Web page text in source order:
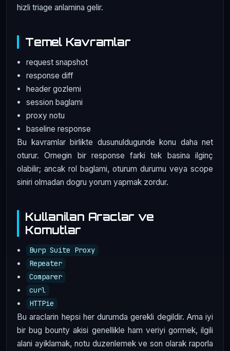
hizli triage anlamina gelir.
Temel Kavramlar
request snapshot
response diff
header gozlemi
session baglami
proxy notu
baseline response
Bu kavramlar birlikte dusunuldugunde konu daha net
oturur. Ornegin bir response farki tek basina ilginç
olabilir; ancak rol baglami, oturum durumu veya scope
siniri olmadan dogru yorum yapmak zordur.
Kullanilan Araclar ve
Komutlar
Burp Suite Proxy
Repeater
Comparer
curl
HTTPie
Bu araclarin hepsi her durumda gerekli degildir. Ama iyi
bir bug bounty akisi genellikle ham veriyi gormek, ilgili
alani ayiklamak, notu duzenlemek ve son olarak raporla